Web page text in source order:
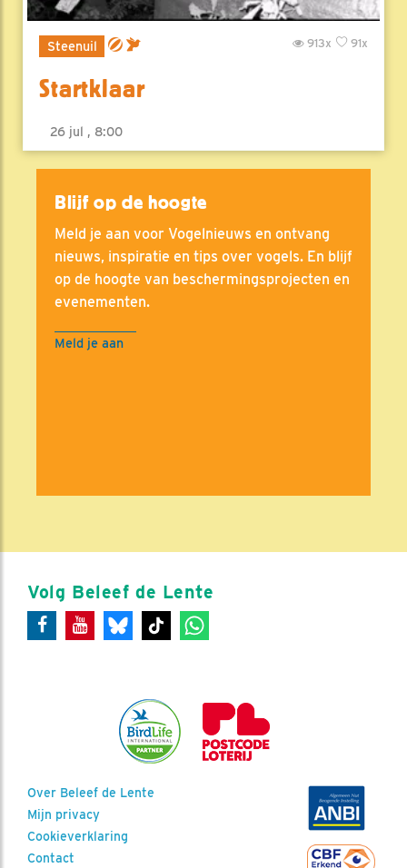
Steenuil 91x
913x
Startklaar
26 jul , 8:00
Blijf op de hoogte
Meld je aan voor Vogelnieuws en ontvang
nieuws, inspiratie en tips over vogels. En blijf
op de hoogte van beschermingsprojecten en
evenementen.
Meld je aan
Volg Beleef de Lente
Over Beleef de Lente
Mijn privacy
Cookieverklaring
Contact